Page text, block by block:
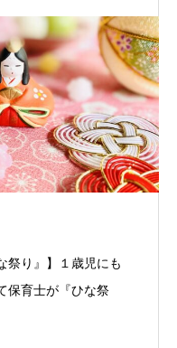
祭り』】１歳児にも
保育士が『ひな祭